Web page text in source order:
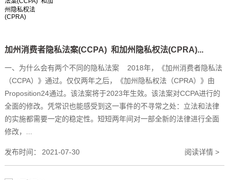
加州消费者隐私法案(CCPA) 和加州隐私权法(CPRA)...
一、为什么会有两个不同的隐私法案 2018年，《加州消费者隐私法
（CCPA）》通过。仅仅两年之后，《加州隐私权法（CPRA）》由
Proposition24通过。该法案将于2023年生效。该法案对CCPA进行的
全面的修改。凭常识也能感受到这一事件的不寻常之处：立法和法律
的实施都需要一定的稳定性。短短两年间对一部全新的法律进行全面
修改，...
发布时间： 2021-07-30 阅读详情 >